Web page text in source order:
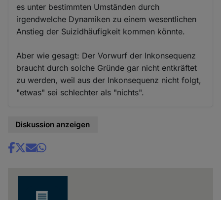
es unter bestimmten Umständen durch
irgendwelche Dynamiken zu einem wesentlichen
Anstieg der Suizidhäufigkeit kommen könnte.
Aber wie gesagt: Der Vorwurf der Inkonsequenz
braucht durch solche Gründe gar nicht entkräftet
zu werden, weil aus der Inkonsequenz nicht folgt,
"etwas" sei schlechter als "nichts".
Diskussion anzeigen
Share